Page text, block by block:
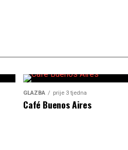
GLAZBA prije 3 tjedna
Café Buenos Aires